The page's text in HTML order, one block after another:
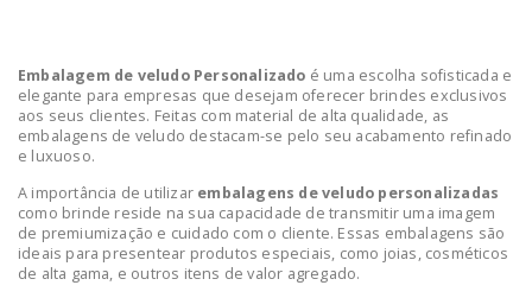
Embalagem de veludo Personalizado é uma escolha sofisticada e
elegante para empresas que desejam oferecer brindes exclusivos
aos seus clientes. Feitas com material de alta qualidade, as
embalagens de veludo destacam-se pelo seu acabamento refinado
e luxuoso.
A importância de utilizar embalagens de veludo personalizadas
como brinde reside na sua capacidade de transmitir uma imagem
de premiumização e cuidado com o cliente. Essas embalagens são
ideais para presentear produtos especiais, como joias, cosméticos
de alta gama, e outros itens de valor agregado.